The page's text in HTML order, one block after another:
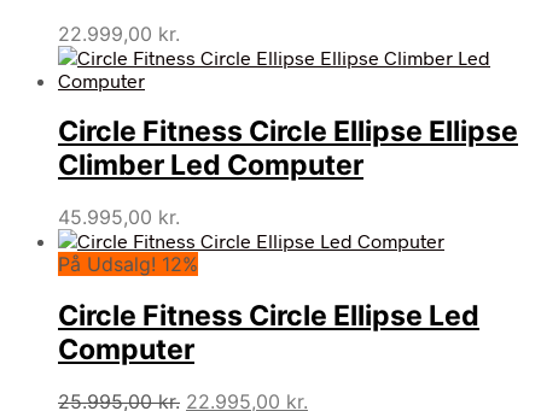
22.999,00 kr.
Circle Fitness Circle Ellipse Ellipse
Climber Led Computer
45.995,00 kr.
På Udsalg! 12%
Circle Fitness Circle Ellipse Led
Computer
25.995,00kr. Den
22.995,00 kr.